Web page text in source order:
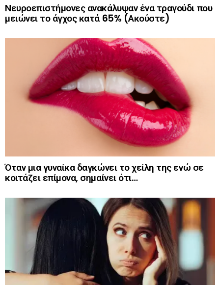
Νευροεπιστήμονες ανακάλυψαν ένα τραγούδι που
μειώνει το άγχος κατά 65% (Ακούστε)
Όταν μια γυναίκα δαγκώνει το χείλη της ενώ σε
κοιτάζει επίμονα, σημαίνει ότι…